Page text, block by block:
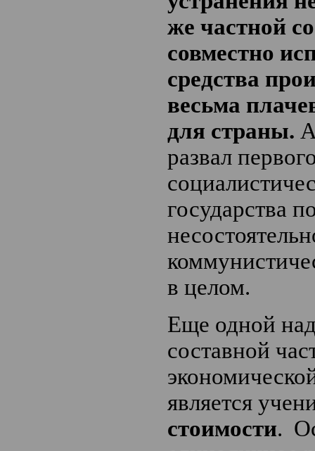
же частной
совместно
средства
весьма
для страны.
развал
государства
в целом.
Еще одной
составной
является
стоимости.